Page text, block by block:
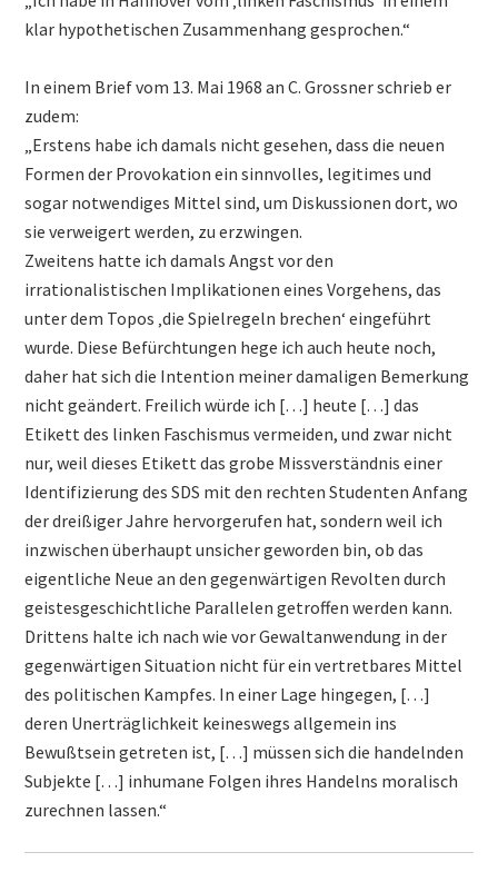
klar hypothetischen Zusammenhang gesprochen.“
In einem Brief vom 13. Mai 1968 an C. Grossner schrieb er
zudem:
„Erstens habe ich damals nicht gesehen, dass die neuen
Formen der Provokation ein sinnvolles, legitimes und
sogar notwendiges Mittel sind, um Diskussionen dort, wo
sie verweigert werden, zu erzwingen.
Zweitens hatte ich damals Angst vor den
irrationalistischen Implikationen eines Vorgehens, das
unter dem Topos ‚die Spielregeln brechen‘ eingeführt
wurde. Diese Befürchtungen hege ich auch heute noch,
daher hat sich die Intention meiner damaligen Bemerkung
nicht geändert. Freilich würde ich […] heute […] das
Etikett des linken Faschismus vermeiden, und zwar nicht
nur, weil dieses Etikett das grobe Missverständnis einer
Identifizierung des SDS mit den rechten Studenten Anfang
der dreißiger Jahre hervorgerufen hat, sondern weil ich
inzwischen überhaupt unsicher geworden bin, ob das
eigentliche Neue an den gegenwärtigen Revolten durch
geistesgeschichtliche Parallelen getroffen werden kann.
Drittens halte ich nach wie vor Gewaltanwendung in der
gegenwärtigen Situation nicht für ein vertretbares Mittel
des politischen Kampfes. In einer Lage hingegen, […]
deren Unerträglichkeit keineswegs allgemein ins
Bewußtsein getreten ist, […] müssen sich die handelnden
Subjekte […] inhumane Folgen ihres Handelns moralisch
zurechnen lassen.“